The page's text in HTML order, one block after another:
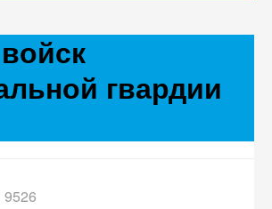
гвардии